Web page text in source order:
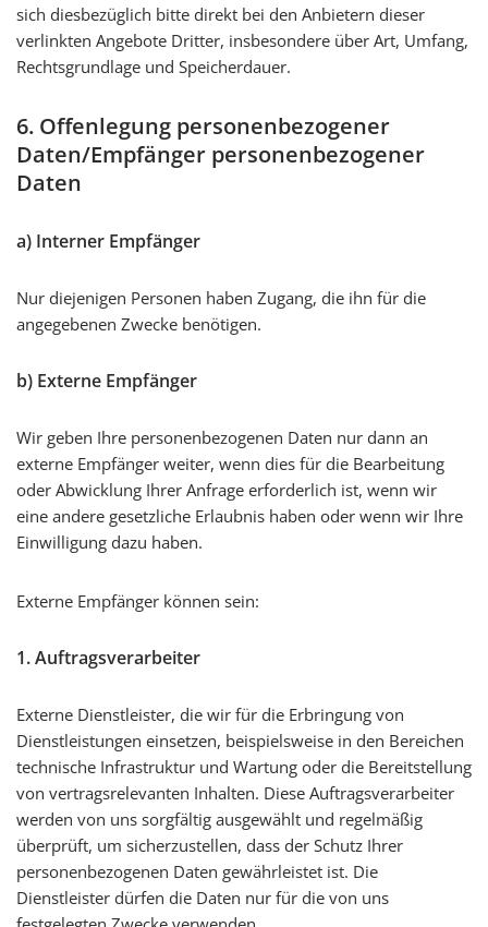
sich diesbezüglich bitte direkt bei den Anbietern dieser
verlinkten Angebote Dritter, insbesondere über Art, Umfang,
Rechtsgrundlage und Speicherdauer.
6. Offenlegung personenbezogener
Daten/Empfänger personenbezogener
Daten
a) Interner Empfänger
Nur diejenigen Personen haben Zugang, die ihn für die
angegebenen Zwecke benötigen.
b) Externe Empfänger
Wir geben Ihre personenbezogenen Daten nur dann an
externe Empfänger weiter, wenn dies für die Bearbeitung
oder Abwicklung Ihrer Anfrage erforderlich ist, wenn wir
eine andere gesetzliche Erlaubnis haben oder wenn wir Ihre
Einwilligung dazu haben.
Externe Empfänger können sein:
1. Auftragsverarbeiter
Externe Dienstleister, die wir für die Erbringung von
Dienstleistungen einsetzen, beispielsweise in den Bereichen
technische Infrastruktur und Wartung oder die Bereitstellung
von vertragsrelevanten Inhalten. Diese Auftragsverarbeiter
werden von uns sorgfältig ausgewählt und regelmäßig
überprüft, um sicherzustellen, dass der Schutz Ihrer
personenbezogenen Daten gewährleistet ist. Die
Dienstleister dürfen die Daten nur für die von uns